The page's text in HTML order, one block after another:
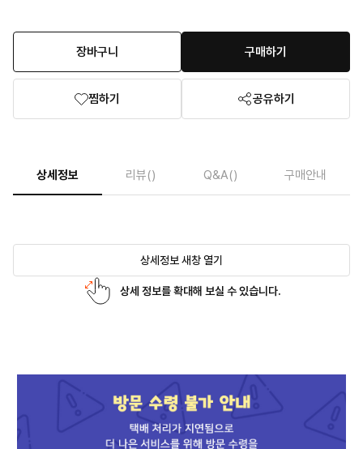
장바구니 구매하기
찜하기 공유하기
상세정보 리뷰() Q&A() 구매안내
상세정보 새창 열기
상세 정보를 확대해 보실 수 있습니다.